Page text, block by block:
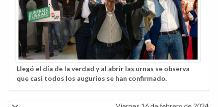
Llegó el día de la verdad y al abrir las urnas se observa
que casi todos los augurios se han confirmado.